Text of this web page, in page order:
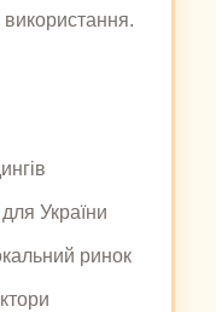
використання.
України
ринок